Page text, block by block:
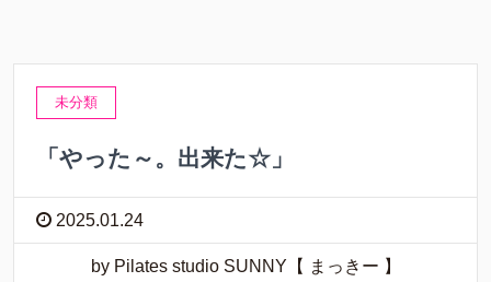
未分類
「やった～。出来た☆」
2025.01.24
by Pilates studio SUNNY【 まっきー 】